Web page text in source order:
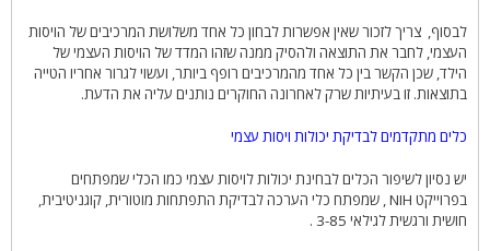
לבסוף, צריך לזכור שאין אפשרות לבחון כל אחד משלושת המרכיבים של הויסות
העצמי, לחבר את התוצאה ולהסיק ממנה שזהו המדד של הויסות העצמי של
הילד, שכן הקשר בין כל אחד מהמרכיבים רופף ביותר, ועשוי לגרור אחריו הטייה
בתוצאות. זו בעיתיות שרק לאחרונה החוקרים נותנים עליה את הדעת.
כלים מתקדמים לבדיקת יכולות ויסות עצמי
יש נסיון לשיפור הכלים לבחינת יכולות לויסות עצמי כמו הכלי שמפתחים
בפרוייקט NIH, שמפתח כלי הערכה לבדיקת התפתחות מוטורית, קוגניטיבית,
חושית ורגשית לגילאי 3-85 .